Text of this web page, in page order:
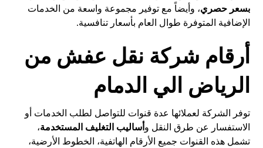
بسعر حصري، وأيضاً مع توفير مجموعة واسعة من الخدمات
الإضافية المتوفرة طوال العام بأسعار تنافسية.
أرقام شركة نقل عفش من
الرياض الي الدمام
توفر الشركة لعملائها عدة قنوات للتواصل لطلب الخدمات أو
الاستفسار عن طرق النقل و أساليب التغليف المستخدمة،
تشمل هذه القنوات جميع الأرقام الهاتفية، الخطوط الأرضية،